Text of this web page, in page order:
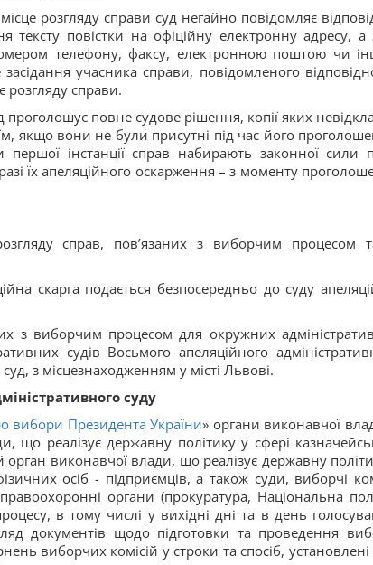
розгляду справи суд негайно повідомляє
повістки на офіційну електронну адресу, а
телефону, факсу, електронною поштою чи
учасника справи, повідомленого
розгляду справи.
повне судове рішення, копії яких
якщо вони не були присутні під час його
інстанції справ набирають законної сили
їх апеляційного оскарження – з моменту
справ, пов’язаних з виборчим процесом
скарга подається безпосередньо до суду
з виборчим процесом для окружних
судів Восьмого апеляційного
з місцезнаходженням у місті Львові.
суду
вибори Президента України» органи виконавчої
що реалізує державну політику у сфері
виконавчої влади, що реалізує державну
осіб - підприємців, а також суди, виборчі
органи (прокуратура, Національна
в тому числі у вихідні дні та в день
документів щодо підготовки та проведення
виборчих комісій у строки та спосіб,